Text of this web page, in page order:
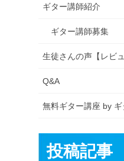
ギター講師紹介
ギター講師募集
生徒さんの声【レビ
Q&A
無料ギター講座 by
投稿記事